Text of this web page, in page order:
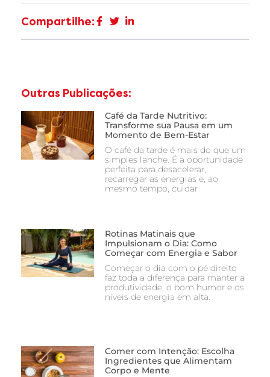
Compartilhe:
Outras Publicações:
Café da Tarde Nutritivo:
Transforme sua Pausa em um
Momento de Bem-Estar
O café da tarde é mais do que um
simples lanche. É a oportunidade
perfeita para desacelerar,
recarregar as energias e, ao
mesmo tempo, cuidar
Rotinas Matinais que
Impulsionam o Dia: Como
Começar com Energia e Sabor
Começar o dia com o pé direito
faz toda a diferença para manter a
produtividade, o bom humor e os
níveis de energia em alta.
Comer com Intenção: Escolha
Ingredientes que Alimentam
Corpo e Mente